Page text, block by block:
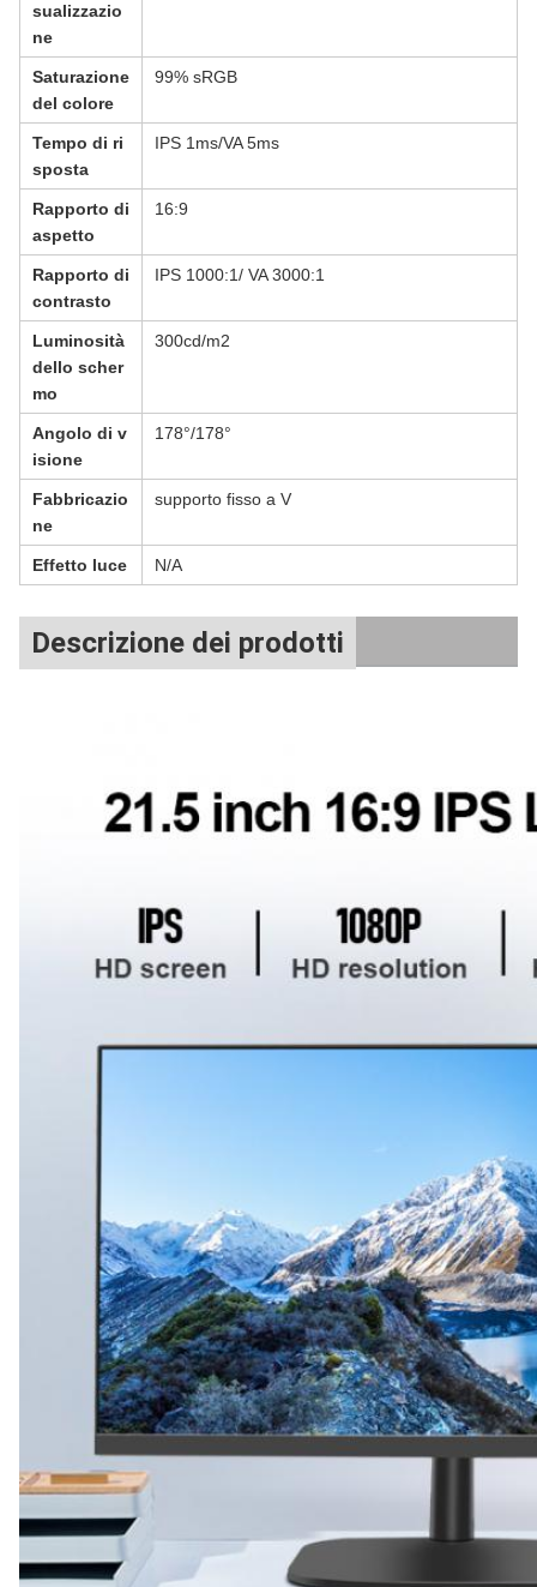
sualizzazio
ne
Saturazione
del colore
99% sRGB
Tempo di ri
sposta
IPS 1ms/VA 5ms
Rapporto di
aspetto
16:9
Rapporto di
contrasto
IPS 1000:1/ VA 3000:1
Luminosità
dello scher
mo
300cd/m2
Angolo di v
isione
178°/178°
Fabbricazio
ne
supporto fisso a V
Effetto luce N/A
Descrizione dei prodotti